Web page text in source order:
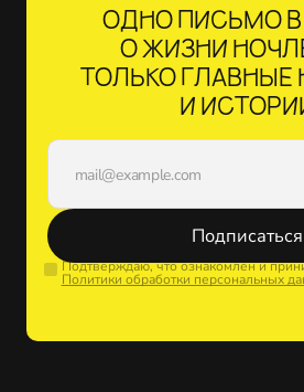
ОДНО ПИСЬМО
О ЖИЗНИ
ТОЛЬКО ГЛАВНЫЕ
И
Подписаться
Подтверждаю, что ознакомлен и
Политики обработки персональных